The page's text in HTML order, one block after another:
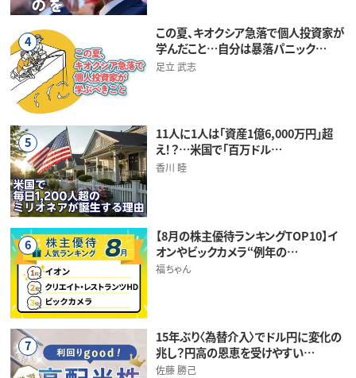
4
この夏、キオクシア急落で個人投資家が
学んだこと…自分は暴落パニック…
足立 武志
5
11人に1人は「資産1億6,000万円」超
え！？…米国で「百万ドル…
香川 睦
6
【8月の株主優待ランキングTOP10】イ
オンやビックカメラ“例年の…
福ちゃん
7
15年ぶり〈為替介入〉でドル円に変化の
兆し？円高の恩恵を受けやすい…
佐藤 勝己